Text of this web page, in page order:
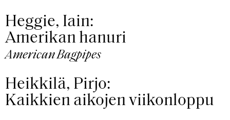
Heggie, Iain:
Amerikan hanuri
American Bagpipes
Heikkilä, Pirjo:
Kaikkien aikojen viikonloppu